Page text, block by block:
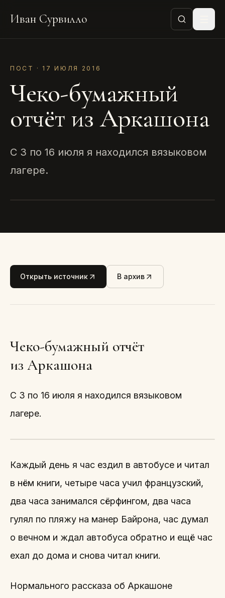
Иван Сурвилло
ПОСТ · 17 ИЮЛЯ 2016
Чеко-бумажный
отчёт из Аркашона
C 3 по 16 июля я находился вязыковом
лагере.
Открыть источник В архив
Чеко-бумажный отчёт
из Аркашона
C 3 по 16 июля я находился вязыковом
лагере.
Каждый день я час ездил в автобусе и читал
в нём книги, четыре часа учил французский,
два часа занимался сёрфингом, два часа
гулял по пляжу на манер Байрона, час думал
о вечном и ждал автобуса обратно и ещё час
ехал до дома и снова читал книги.
Нормального рассказа об Аркашоне